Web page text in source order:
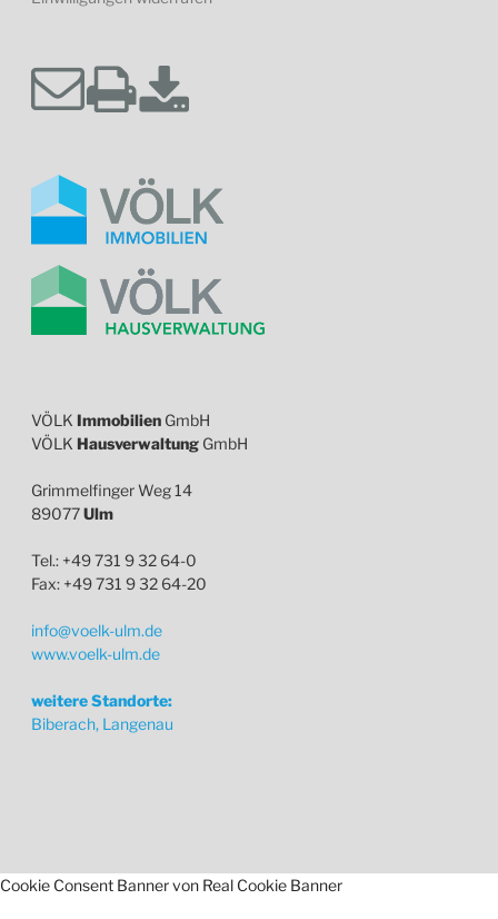
VÖLK Immobilien GmbH
VÖLK Hausverwaltung GmbH
Grimmelfinger Weg 14
89077Ulm
Tel.: +49 731 9 32 64-0
Fax: +49 731 9 32 64-20
info@voelk-ulm.de
www.voelk-ulm.de
weitere Standorte:
Biberach, Langenau
Cookie Consent Banner von Real Cookie Banner